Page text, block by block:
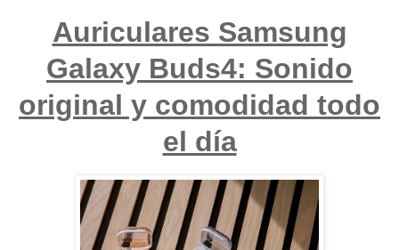
Auriculares Samsung
Galaxy Buds4: Sonido
original y comodidad todo
el día